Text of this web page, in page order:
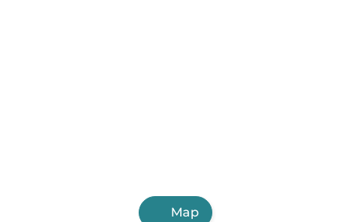
Map